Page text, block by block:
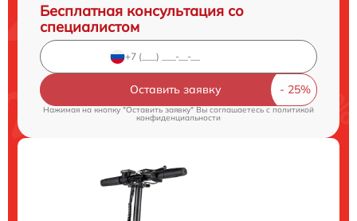
Бесплатная консультация со
специалистом
Оставить заявку
Нажимая на кнопку "Оставить заявку" Вы соглашаетесь cполитикой
конфиденциальности